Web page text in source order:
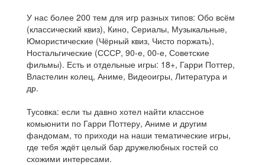
У нас более 200 тем для игр разных типов: Обо всём
(классический квиз), Кино, Сериалы, Музыкальные,
Юмористические (Чёрный квиз, Чисто поржать),
Ностальгические (СССР, 90-е, 00-е, Советские
фильмы). Есть и отдельные игры: 18+, Гарри Поттер,
Властелин колец, Аниме, Видеоигры, Литература и
др.
Тусовка: если ты давно хотел найти классное
комьюнити по Гарри Поттеру, Аниме и другим
фандомам, то приходи на наши тематические игры,
где тебя ждёт целый бар дружелюбных гостей со
схожими интересами.